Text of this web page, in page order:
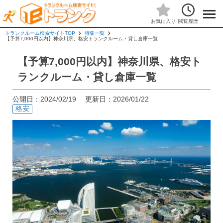
お気に入り 閲覧履歴
トランクルーム検索サイトTOP
特集一覧
【予算7,000円以内】神奈川県、格安トランクルーム・貸し倉庫一覧
【予算7,000円以内】神奈川県、格安ト
ランクルーム・貸し倉庫一覧
公開日：2024/02/19 更新日：2026/01/22
格安